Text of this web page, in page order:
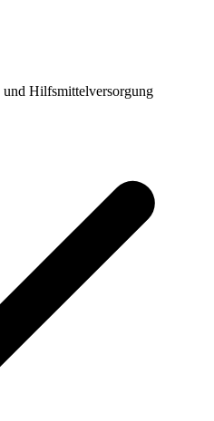
Hilfsmittelversorgung